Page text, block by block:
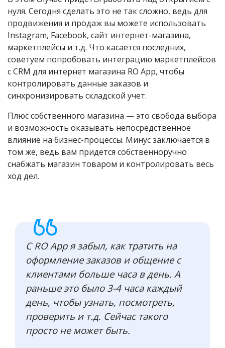
нуля. Сегодня сделать это не так сложно, ведь для
продвижения и продаж вы можете использовать
Instagram, Facebook, сайт интернет-магазина,
маркетплейсы и т.д. Что касается последних,
советуем попробовать интеграцию маркетплейсов
с CRM для интернет магазина RO App, чтобы
контролировать данные заказов и
синхронизировать складской учет.
Плюс собственного магазина — это свобода выбора
и возможность оказывать непосредственное
влияние на бизнес-процессы. Минус заключается в
том же, ведь вам придется собственноручно
снабжать магазин товаром и контролировать весь
ход дел.
С RO App я забыл, как тратить на
оформление заказов и общение с
клиентами больше часа в день. А
раньше это было 3-4 часа каждый
день, чтобы узнать, посмотреть,
проверить и т.д. Сейчас такого
просто не может быть.